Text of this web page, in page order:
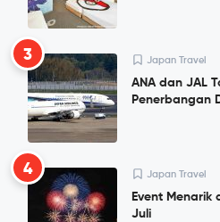
3 Japan Travel
ANA dan JAL
Penerbangan
4 Japan Travel
Event Menarik
Juli